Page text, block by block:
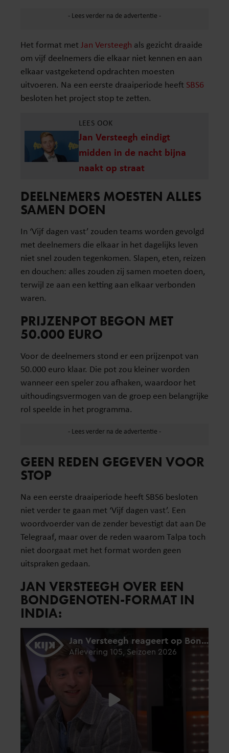
Het format met Jan Versteegh als gezicht draaide
om vijf deelnemers die elkaar niet kennen en aan
elkaar vastgeketend opdrachten moesten
uitvoeren. Na een eerste draaiperiode heeft SBS6
besloten het project stop te zetten.
LEES OOK
Jan Versteegh eindigt
midden in de nacht bijna
naakt op straat
DEELNEMERS MOESTEN ALLES
SAMEN DOEN
In ‘Vijf dagen vast’ zouden teams worden gevolgd
met deelnemers die elkaar in het dagelijks leven
niet snel zouden tegenkomen. Slapen, eten, reizen
en douchen: alles zouden zij samen moeten doen,
terwijl ze aan een ketting aan elkaar verbonden
waren.
PRIJZENPOT BEGON MET
50.000 EURO
Voor de deelnemers stond er een prijzenpot van
50.000 euro klaar. Die pot zou kleiner worden
wanneer een speler zou afhaken, waardoor het
uithoudingsvermogen van de groep een belangrijke
rol speelde in het programma.
GEEN REDEN GEGEVEN VOOR
STOP
Na een eerste draaiperiode heeft SBS6 besloten
niet verder te gaan met ‘Vijf dagen vast’. Een
woordvoerder van de zender bevestigt dat aan De
Telegraaf, maar over de reden waarom Talpa toch
niet doorgaat met het format worden geen
uitspraken gedaan.
JAN VERSTEEGH OVER EEN
BONDGENOTEN-FORMAT IN
INDIA: